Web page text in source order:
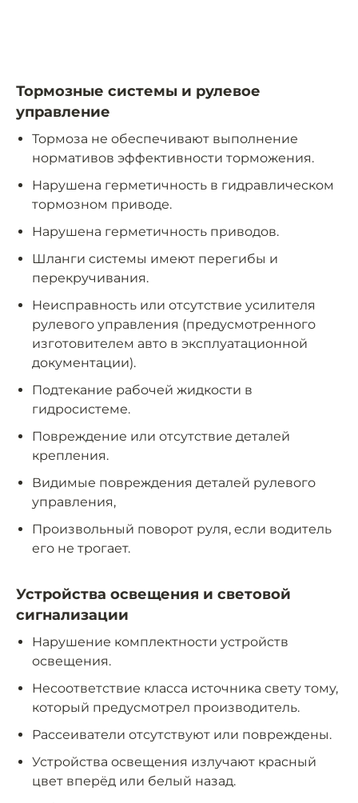
Тормозные системы и рулевое
управление
Тормоза не обеспечивают выполнение
нормативов эффективности торможения.
Нарушена герметичность в гидравлическом
тормозном приводе.
Нарушена герметичность приводов.
Шланги системы имеют перегибы и
перекручивания.
Неисправность или отсутствие усилителя
рулевого управления (предусмотренного
изготовителем авто в эксплуатационной
документации).
Подтекание рабочей жидкости в
гидросистеме.
Повреждение или отсутствие деталей
крепления.
Видимые повреждения деталей рулевого
управления,
Произвольный поворот руля, если водитель
его не трогает.
Устройства освещения и световой
сигнализации
Нарушение комплектности устройств
освещения.
Несоответствие класса источника свету тому,
который предусмотрел производитель.
Рассеиватели отсутствуют или повреждены.
Устройства освещения излучают красный
цвет вперёд или белый назад.